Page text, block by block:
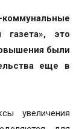
газета», это
были
еще в
увеличения